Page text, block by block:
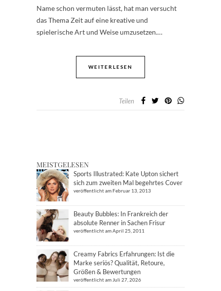
Name schon vermuten lässt, hat man versucht
das Thema Zeit auf eine kreative und
spielerische Art und Weise umzusetzen.…
WEITERLESEN
Teilen
MEISTGELESEN
Sports Illustrated: Kate Upton sichert
sich zum zweiten Mal begehrtes Cover
veröffentlicht am Februar 13, 2013
Beauty Bubbles: In Frankreich der
absolute Renner in Sachen Frisur
veröffentlicht am April 25, 2011
Creamy Fabrics Erfahrungen: Ist die
Marke seriös? Qualität, Retoure,
Größen & Bewertungen
veröffentlicht am Juli 27, 2026